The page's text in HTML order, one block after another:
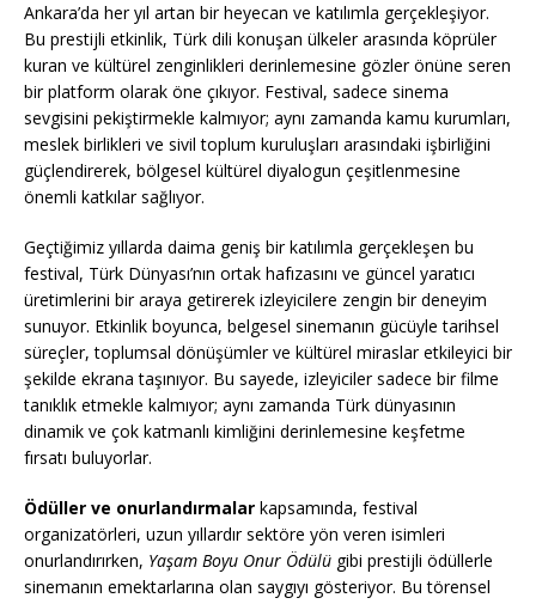
Ankara’da her yıl artan bir heyecan ve katılımla gerçekleşiyor.
Bu prestijli etkinlik, Türk dili konuşan ülkeler arasında köprüler
kuran ve kültürel zenginlikleri derinlemesine gözler önüne seren
bir platform olarak öne çıkıyor. Festival, sadece sinema
sevgisini pekiştirmekle kalmıyor; aynı zamanda kamu kurumları,
meslek birlikleri ve sivil toplum kuruluşları arasındaki işbirliğini
güçlendirerek, bölgesel kültürel diyalogun çeşitlenmesine
önemli katkılar sağlıyor.
Geçtiğimiz yıllarda daima geniş bir katılımla gerçekleşen bu
festival, Türk Dünyası’nın ortak hafızasını ve güncel yaratıcı
üretimlerini bir araya getirerek izleyicilere zengin bir deneyim
sunuyor. Etkinlik boyunca, belgesel sinemanın gücüyle tarihsel
süreçler, toplumsal dönüşümler ve kültürel miraslar etkileyici bir
şekilde ekrana taşınıyor. Bu sayede, izleyiciler sadece bir filme
tanıklık etmekle kalmıyor; aynı zamanda Türk dünyasının
dinamik ve çok katmanlı kimliğini derinlemesine keşfetme
fırsatı buluyorlar.
Ödüller ve onurlandırmalar kapsamında, festival
organizatörleri, uzun yıllardır sektöre yön veren isimleri
onurlandırırken, Yaşam Boyu Onur Ödülü gibi prestijli ödüllerle
sinemanın emektarlarına olan saygıyı gösteriyor. Bu törensel